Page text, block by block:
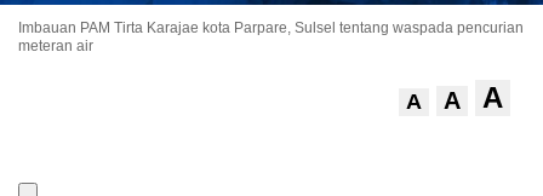
Imbauan PAM Tirta Karajae kota Parpare, Sulsel tentang waspada pencurian
meteran air
A A A